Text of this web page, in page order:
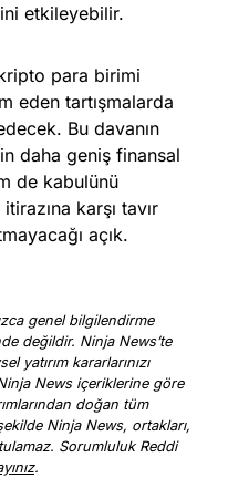
etkileyebilir.
kripto para birimi
eden tartışmalarda
Bu davanın
daha geniş finansal
de kabulünü
karşı tavır
açık.
genel bilgilendirme
değildir. Ninja News’te
yatırım kararlarınızı
News içeriklerine göre
doğan tüm
Ninja News, ortakları,
Sorumluluk Reddi
.